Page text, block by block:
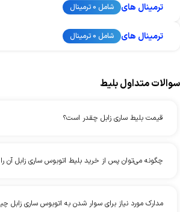
ترمینال های شامل 0 ترمینال
ترمینال های شامل 0 ترمینال
سوالات متداول بلیط
قیمت بلیط ساری زابل چقدر است؟
چگونه می‌توان پس از خرید بلیط اتوبوس ساری زابل آن
مدارک مورد نیاز برای سوار شدن به اتوبوس ساری زابل